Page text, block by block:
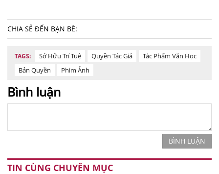
CHIA SẺ ĐẾN BẠN BÈ:
TAGS: Sở Hữu Trí Tuệ Quyền Tác Giả
Tác Phẩm Văn Học
Bản Quyền
Phim Ảnh
Bình luận
BÌNH LUẬN
TIN CÙNG CHUYÊN MỤC